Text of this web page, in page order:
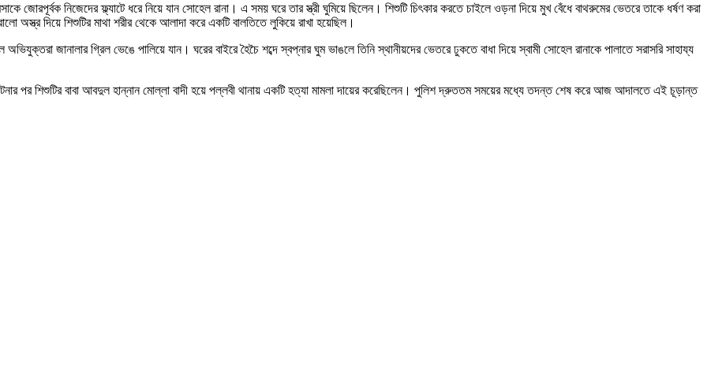
জোরপূর্বক নিজেদের ফ্ল্যাটে ধরে নিয়ে যান সোহেল রানা। এ সময় ঘরে তার স্ত্রী ঘুমিয়ে ছিলেন। শিশুটি চিৎকার করতে চাইলে ওড়না দিয়ে মুখ বেঁধে বাথরুমের ভেতরে তাকে ধর্ষণ করা
অস্ত্র দিয়ে শিশুটির মাথা শরীর থেকে আলাদা করে একটি বালতিতে লুকিয়ে রাখা হয়েছিল।
জানালার গ্রিল ভেঙে পালিয়ে যান। ঘরের বাইরে হৈচৈ শব্দে স্বপ্নার ঘুম ভাঙলে তিনি স্থানীয়দের ভেতরে ঢুকতে বাধা দিয়ে স্বামী সোহেল রানাকে পালাতে সরাসরি সাহায্য
পর শিশুটির বাবা আবদুল হান্নান মোল্লা বাদী হয়ে পল্লবী থানায় একটি হত্যা মামলা দায়ের করেছিলেন। পুলিশ দ্রুততম সময়ের মধ্যে তদন্ত শেষ করে আজ আদালতে এই চূড়ান্ত